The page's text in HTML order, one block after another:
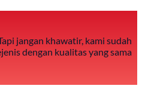
jangan khawatir, kami sudah
dengan kualitas yang sama